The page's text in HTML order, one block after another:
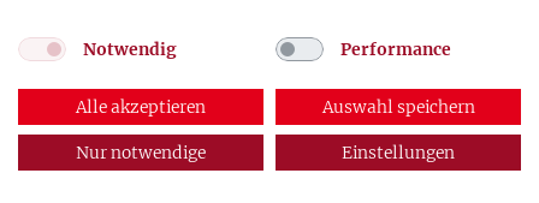
© 2026 DRK-Blutspendedienste
Impressum
Datenschutz
ABONNEMENT AUSGABEN KONTAKT
Notwendig Performance
Alle akzeptieren Auswahl speichern
Nur notwendige Einstellungen